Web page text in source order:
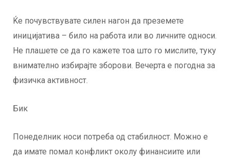
Ќе почувствувате силен нагон да преземете
иницијатива – било на работа или во личните односи.
Не плашете се да го кажете тоа што го мислите, туку
внимателно избирајте зборови. Вечерта е погодна за
физичка активност.
Бик
Понеделник носи потреба од стабилност. Можно е
да имате помал конфликт околу финансиите или